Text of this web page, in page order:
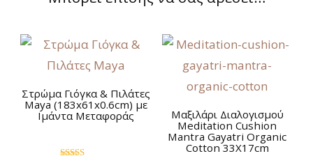
Στρώμα Γιόγκα & Πιλάτες
Maya (183x61x0.6cm) με
Ιμάντα Μεταφοράς
Μαξιλάρι Διαλογισμού
Meditation Cushion
Mantra Gayatri Organic
Cotton 33Χ17cm